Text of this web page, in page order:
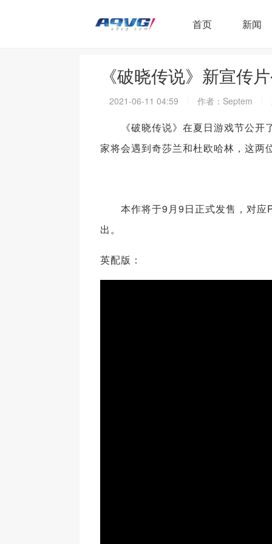
首页 新闻
《破晓传说》新宣传
2021-06-11 04:59 作者：Septem
《破晓传说》在夏日游戏节公开
家将会遇到奇莎兰和杜欧哈林，这两
本作将于9月9日正式发售，对应
出。
英配版：